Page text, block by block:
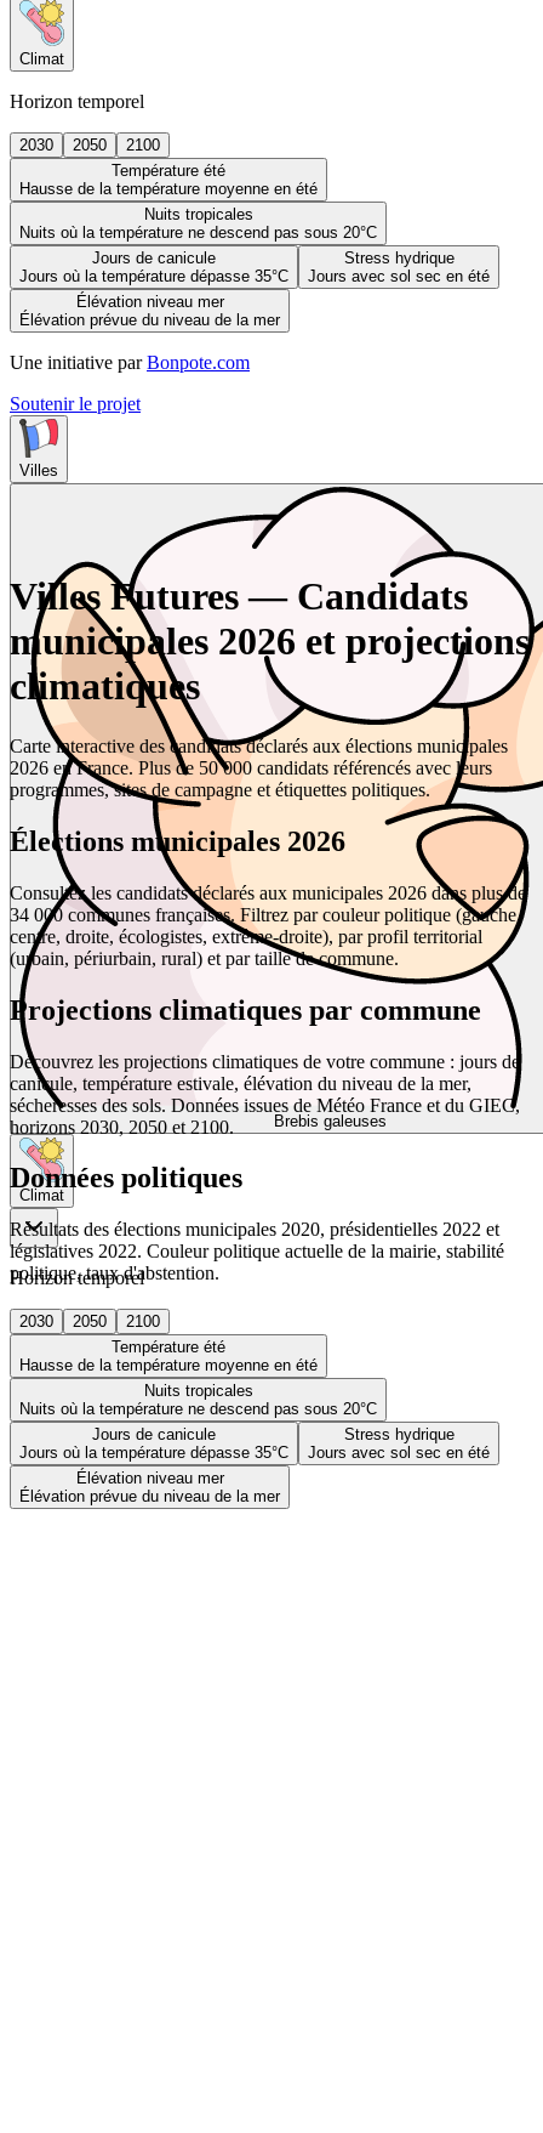
Climat
Horizon temporel
2030 2050
2100
Température été
Hausse de la température moyenne en été
Nuits tropicales
Nuits où la température ne descend pas sous 20°C
Jours de canicule
Jours où la température dépasse 35°C
Stress hydrique
Jours avec sol sec en été
Élévation niveau mer
Élévation prévue du niveau de la mer
Une initiative par Bonpote.com
Soutenir le projet
Villes
Brebis galeuses
Climat
Horizon temporel
2030 2050
2100
Température été
Hausse de la température moyenne en été
Nuits tropicales
Nuits où la température ne descend pas sous 20°C
Jours de canicule
Jours où la température dépasse 35°C
Stress hydrique
Jours avec sol sec en été
Élévation niveau mer
Élévation prévue du niveau de la mer
Villes Futures — Candidats
municipales 2026 et projections
climatiques
Carte interactive des candidats déclarés aux élections municipales
2026 en France. Plus de 50 000 candidats référencés avec leurs
programmes, sites de campagne et étiquettes politiques.
Élections municipales 2026
Consultez les candidats déclarés aux municipales 2026 dans plus de
34 000 communes françaises. Filtrez par couleur politique (gauche,
centre, droite, écologistes, extrême-droite), par profil territorial
(urbain, périurbain, rural) et par taille de commune.
Projections climatiques par commune
Découvrez les projections climatiques de votre commune : jours de
canicule, température estivale, élévation du niveau de la mer,
sécheresses des sols. Données issues de Météo France et du GIEC,
horizons 2030, 2050 et 2100.
Données politiques
Résultats des élections municipales 2020, présidentielles 2022 et
législatives 2022. Couleur politique actuelle de la mairie, stabilité
politique, taux d'abstention.